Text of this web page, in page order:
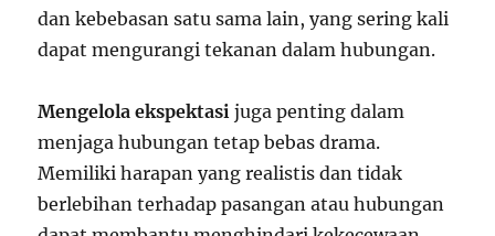
dan kebebasan satu sama lain, yang sering kali
dapat mengurangi tekanan dalam hubungan.
Mengelola ekspektasi juga penting dalam
menjaga hubungan tetap bebas drama.
Memiliki harapan yang realistis dan tidak
berlebihan terhadap pasangan atau hubungan